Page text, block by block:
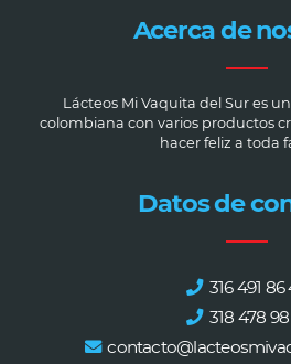
Acerca de
Lácteos Mi Vaquita del Sur es
colombiana con varios productos
hacer feliz a toda
Datos de
316 491 86
318 478 98